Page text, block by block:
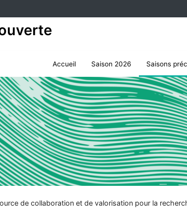
Accueil Saison 2026 Saisons
de collaboration et de valorisation pour la